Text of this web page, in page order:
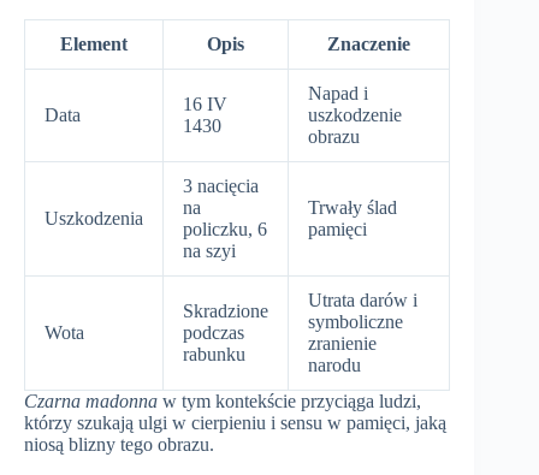
Element Opis Znaczenie
Data
16 IV
1430
Napad i
uszkodzenie
obrazu
Uszkodzenia
3 nacięcia
na
policzku, 6
na szyi
Trwały ślad
pamięci
Wota
Skradzione
podczas
rabunku
Utrata darów i
symboliczne
zranienie
narodu
Czarna madonna w tym kontekście przyciąga ludzi,
którzy szukają ulgi w cierpieniu i sensu w pamięci, jaką
niosą blizny tego obrazu.